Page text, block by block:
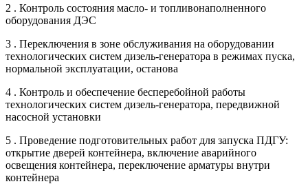
2 . Контроль состояния масло- и топливонаполненного
оборудования ДЭС
3 . Переключения в зоне обслуживания на оборудовании
технологических систем дизель-генератора в режимах пуска,
нормальной эксплуатации, останова
4 . Контроль и обеспечение бесперебойной работы
технологических систем дизель-генератора, передвижной
насосной установки
5 . Проведение подготовительных работ для запуска ПДГУ:
открытие дверей контейнера, включение аварийного
освещения контейнера, переключение арматуры внутри
контейнера